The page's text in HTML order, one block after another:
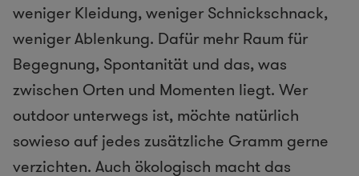
weniger Kleidung, weniger Schnickschnack,
weniger Ablenkung. Dafür mehr Raum für
Begegnung, Spontanität und das, was
zwischen Orten und Momenten liegt. Wer
outdoor unterwegs ist, möchte natürlich
sowieso auf jedes zusätzliche Gramm gerne
verzichten. Auch ökologisch macht das